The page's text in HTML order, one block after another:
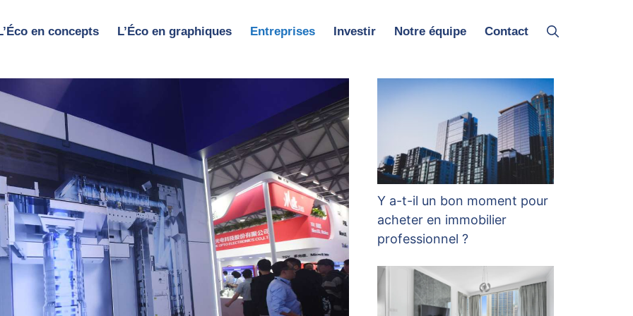
en concepts L’Éco en graphiques Entreprises Investir Notre équipe Contact
Y a-t-il un bon moment pour
acheter en immobilier
professionnel ?